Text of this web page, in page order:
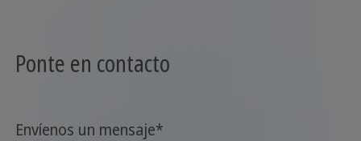
Ponte en contacto
Envíenos un mensaje*